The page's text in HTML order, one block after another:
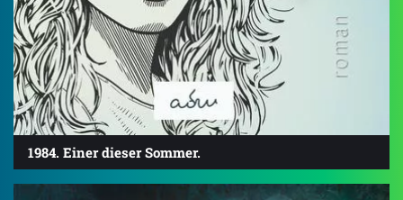
1984. Einer dieser Sommer.